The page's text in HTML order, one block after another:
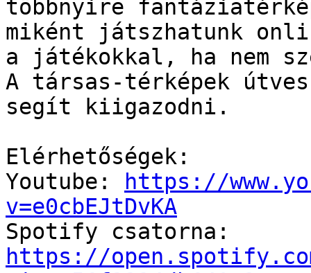
többnyire
miként játszhatunk
a játékokkal, ha nem
A társas-térképek
segít kiigazodni.
Elérhetőségek:
Youtube:
https://
v=e0cbEJtDvKA
https://open.spotify.com/